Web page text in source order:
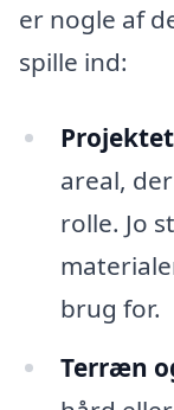
er nogle af
spille ind:
areal,
rolle. Jo
brug for.
Terræn